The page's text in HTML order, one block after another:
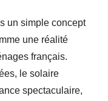
un simple concept
une réalité
français.
le solaire
spectaculaire,